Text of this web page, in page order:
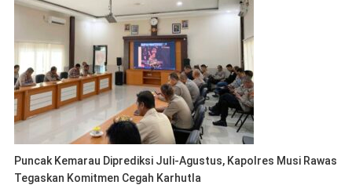
Puncak Kemarau Diprediksi Juli-Agustus, Kapolres Musi Rawas
Tegaskan Komitmen Cegah Karhutla